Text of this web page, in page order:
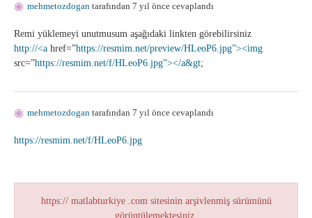
mehmetozdogan tarafından 7 yıl önce cevaplandı
Remi yüklemeyi unutmusum aşağıdaki linkten görebilirsiniz
http://<a href=”https://resmim.net/preview/HLeoP6.jpg”><img
src=”https://resmim.net/f/HLeoP6.jpg”></a&gt;
mehmetozdogan tarafından 7 yıl önce cevaplandı
https://resmim.net/f/HLeoP6.jpg
https:// matlabturkiye .com sitesinin arşivlenmiş sürümünü
görüntülemektesiniz.